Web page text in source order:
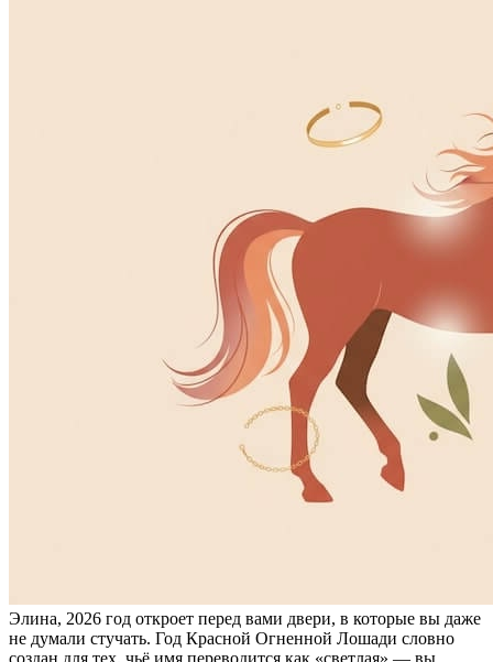
Элина, 2026 год откроет перед вами двери, в которые вы даже
не думали стучать. Год Красной Огненной Лошади словно
создан для тех, чьё имя переводится как «светлая» — вы